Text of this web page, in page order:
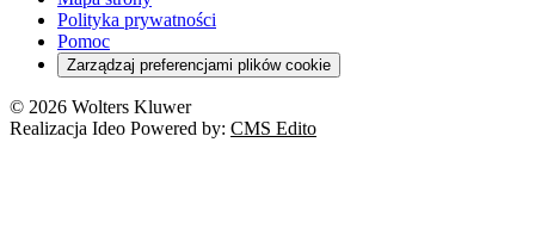
Polityka prywatności
Pomoc
Zarządzaj preferencjami plików cookie
© 2026 Wolters Kluwer
Realizacja Ideo Powered by: CMS Edito